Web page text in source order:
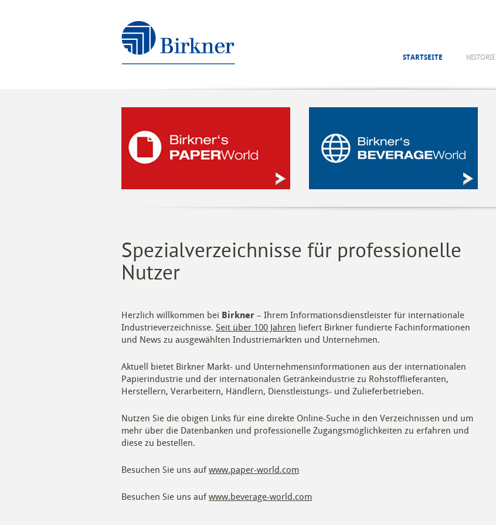
STARTSEITE HISTORIE
Spezialverzeichnisse für professionelle
Nutzer
Herzlich willkommen bei Birkner – Ihrem Informationsdienstleister für internationale
Industrieverzeichnisse. Seit über 100 Jahren liefert Birkner fundierte Fachinformationen
und News zu ausgewählten Industriemärkten und Unternehmen.
Aktuell bietet Birkner Markt- und Unternehmensinformationen aus der internationalen
Papierindustrie und der internationalen Getränkeindustrie zu Rohstofflieferanten,
Herstellern, Verarbeitern, Händlern, Dienstleistungs- und Zulieferbetrieben.
Nutzen Sie die obigen Links für eine direkte Online-Suche in den Verzeichnissen und um
mehr über die Datenbanken und professionelle Zugangsmöglichkeiten zu erfahren und
diese zu bestellen.
Besuchen Sie uns aufwww.paper-world.com
Besuchen Sie uns aufwww.beverage-world.com